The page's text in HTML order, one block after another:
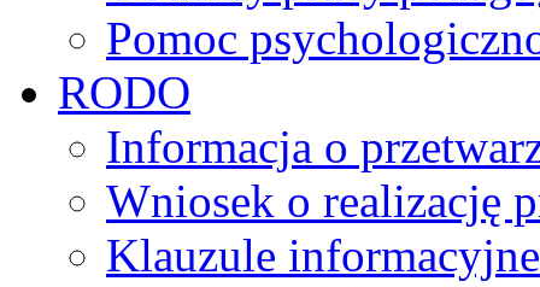
Pomoc
RODO
Informacja o
Wniosek o realizację
Klauzule informacyjne